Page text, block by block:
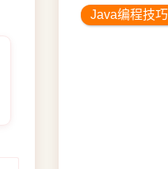
Java编程技